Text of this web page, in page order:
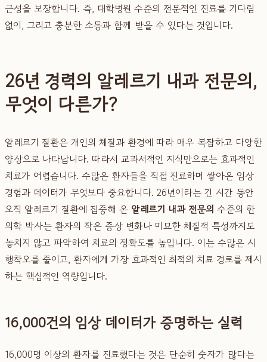
근성을 보장합니다. 즉, 대학병원 수준의 전문적인 진료를 기다림
없이, 그리고 충분한 소통과 함께 받을 수 있다는 것입니다.
26년 경력의 알레르기 내과 전문의,
무엇이 다른가?
알레르기 질환은 개인의 체질과 환경에 따라 매우 복잡하고 다양한
양상으로 나타납니다. 따라서 교과서적인 지식만으로는 효과적인
치료가 어렵습니다. 수많은 환자들을 직접 진료하며 쌓아온 임상
경험과 데이터가 무엇보다 중요합니다. 26년이라는 긴 시간 동안
오직 알레르기 질환에 집중해 온 알레르기 내과 전문의 수준의 한
의학 박사는 환자의 작은 증상 변화나 미묘한 체질적 특성까지도
놓치지 않고 파악하여 치료의 정확도를 높입니다. 이는 수많은 시
행착오를 줄이고, 환자에게 가장 효과적인 최적의 치료 경로를 제시
하는 핵심적인 역량입니다.
16,000건의 임상 데이터가 증명하는 실력
16,000명 이상의 환자를 진료했다는 것은 단순히 숫자가 많다는